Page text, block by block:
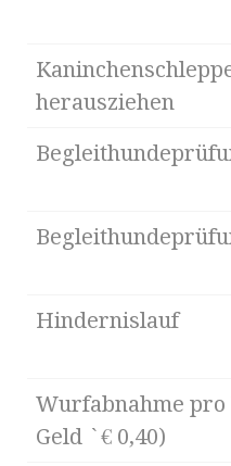
herausziehen
Hindernislauf
Wurfabnahme pro
Geld `€ 0,40)